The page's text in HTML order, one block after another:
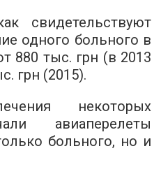
свидетельствуют
одного больного в
880 тыс. грн (в 2013
грн (2015).
некоторых
авиаперелеты
больного, но и